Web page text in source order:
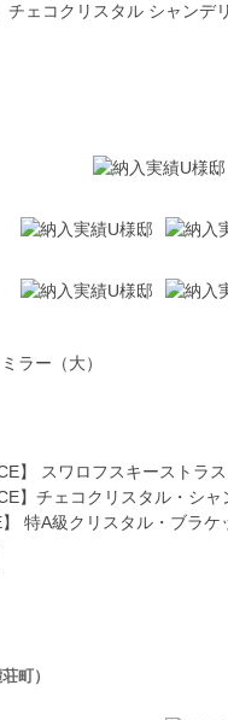
チェコクリスタル シャンデ
ラー（大）
】 スワロフスキーストラ
】チェコクリスタル・シ
特A級クリスタル・ブラケ
町）